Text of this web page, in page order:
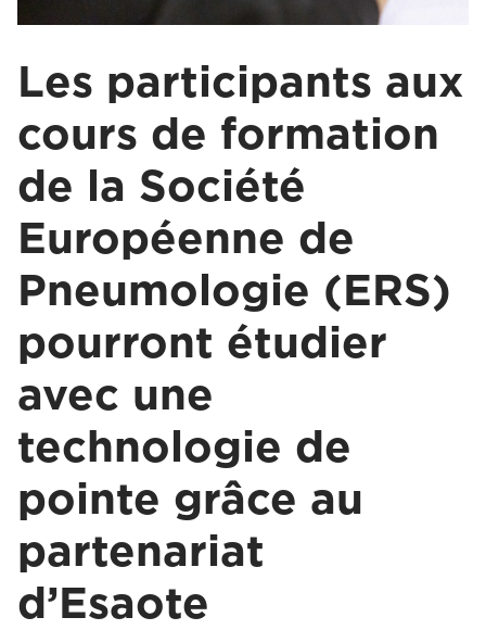
Les participants aux
cours de formation
de la Société
Européenne de
Pneumologie (ERS)
pourront étudier
avec une
technologie de
pointe grâce au
partenariat
d’Esaote